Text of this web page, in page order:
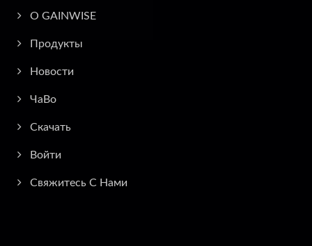
О GAINWISE
Продукты
Новости
ЧаВо
Скачать
Войти
Свяжитесь С Нами